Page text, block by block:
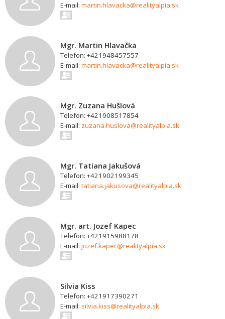
E-mail: martin.hlavacka@realityalpia.sk
Mgr. Martin Hlavačka
Telefon: +421948457557
E-mail: martin.hlavacka@realityalpia.sk
Mgr. Zuzana Hušlová
Telefon: +421908517854
E-mail: zuzana.huslova@realityalpia.sk
Mgr. Tatiana Jakušová
Telefon: +421902199345
E-mail: tatiana.jakusova@realityalpia.sk
Mgr. art. Jozef Kapec
Telefon: +421915988178
E-mail: jozef.kapec@realityalpia.sk
Silvia Kiss
Telefon: +421917390271
E-mail: silvia.kiss@realityalpia.sk